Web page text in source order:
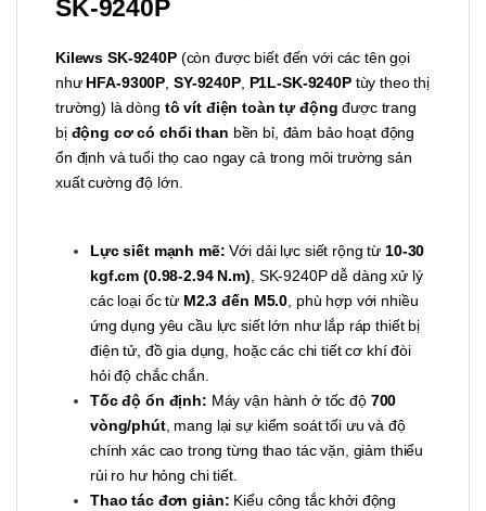
SK-9240P
Kilews SK-9240P(còn được biết đến với các tên gọi
như HFA-9300P SY-9240P, P1L-SK-9240Ptùy theo thị
trường) là dòng tô vít điện toàn tự động được trang
bị động cơ có chổi than bền bỉ, đảm bảo hoạt động
ổn định và tuổi thọ cao ngay cả trong môi trường sản
xuất cường độ lớn.
Lực siết mạnh mẽ: Với dải lực siết rộng từ 10-30
kgf.cm (0.98-2.94 N.m) , SK-9240P dễ dàng xử lý
các loại ốc từ M2.3 đến M5.0 , phù hợp với nhiều
ứng dụng yêu cầu lực siết lớn như lắp ráp thiết bị
điện tử, đồ gia dụng, hoặc các chi tiết cơ khí đòi
hỏi độ chắc chắn.
Tốc độ ổn định: Máy vận hành ở tốc độ 700
vòng/phút, mang lại sự kiểm soát tối ưu và độ
chính xác cao trong từng thao tác vặn, giảm thiểu
rủi ro hư hỏng chi tiết.
Thao tác đơn giản: Kiểu công tắc khởi động